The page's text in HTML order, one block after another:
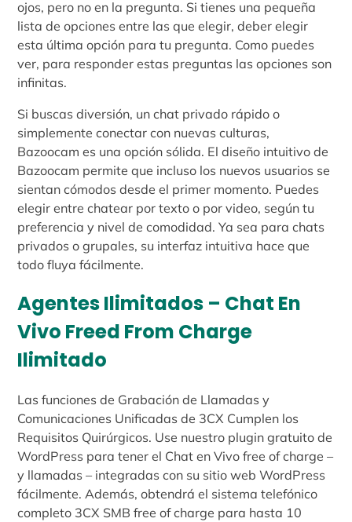
ojos, pero no en la pregunta. Si tienes una pequeña
lista de opciones entre las que elegir, deber elegir
esta última opción para tu pregunta. Como puedes
ver, para responder estas preguntas las opciones son
infinitas.
Si buscas diversión, un chat privado rápido o
simplemente conectar con nuevas culturas,
Bazoocam es una opción sólida. El diseño intuitivo de
Bazoocam permite que incluso los nuevos usuarios se
sientan cómodos desde el primer momento. Puedes
elegir entre chatear por texto o por video, según tu
preferencia y nivel de comodidad. Ya sea para chats
privados o grupales, su interfaz intuitiva hace que
todo fluya fácilmente.
Agentes Ilimitados – Chat En
Vivo Freed From Charge
Ilimitado
Las funciones de Grabación de Llamadas y
Comunicaciones Unificadas de 3CX Cumplen los
Requisitos Quirúrgicos. Use nuestro plugin gratuito de
WordPress para tener el Chat en Vivo free of charge –
y llamadas – integradas con su sitio web WordPress
fácilmente. Además, obtendrá el sistema telefónico
completo 3CX SMB free of charge para hasta 10